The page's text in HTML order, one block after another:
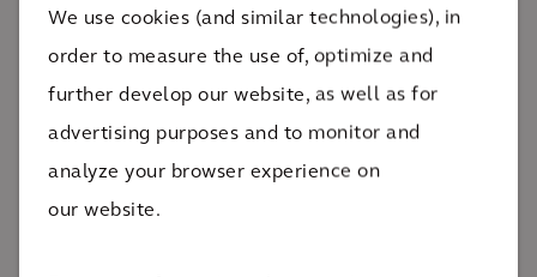
We use cookies (and similar technologies), in
order to measure the use of, optimize and
further develop our website, as well as for
advertising purposes and to monitor and
analyze your browser experience on
our website.
servicemodellen, zorgt de strategie van het team
ervoor dat de trajectinvesteringen in de toekomst
levensvatbaar zullen zijn, gezien de snelle
ontwikkeling van CAV en slimme
mobiliteitstechnologieën.
XXX xxx